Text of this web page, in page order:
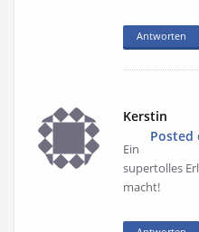
Antworten
Kerstin
Posted
Ein
supertolles
macht!